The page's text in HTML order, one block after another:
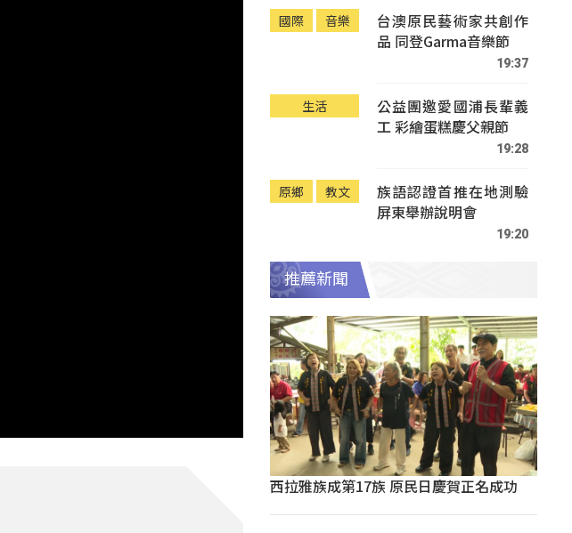
國際 音樂
台澳原民藝術家共創作
品 同登Garma音樂節
19:37
生活
公益團邀愛國浦長輩義
工 彩繪蛋糕慶父親節
19:28
原鄉 教文
族語認證首推在地測驗
屏東舉辦說明會
19:20
推薦新聞
西拉雅族成第17族 原民日慶賀正名成功